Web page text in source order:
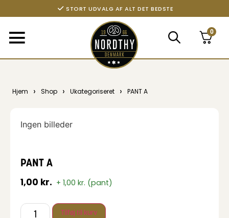
STORT UDVALG AF ALT DET BEDSTE
0
Hjem › Shop › Ukategoriseret › PANT A
Ingen billeder
PANT A
1,00 kr. +1,00kr. (pant)
Tilføj til kurv